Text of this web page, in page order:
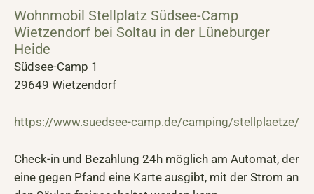
Wohnmobil Stellplatz Südsee-Camp
Wietzendorf bei Soltau in der Lüneburger
Heide
Südsee-Camp 1
29649 Wietzendorf
https://www.suedsee-camp.de/camping/stellplaetze/
Check-in und Bezahlung 24h möglich am Automat, der
eine gegen Pfand eine Karte ausgibt, mit der Strom an